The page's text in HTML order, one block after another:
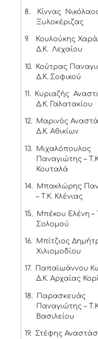
8.
Κίννας
Ξυλοκέριζας
9.
Κουλούκης
Δ.Κ. Λεχαίου
10.
Κούτρας
Δ.Κ. Σοφικού
11.
Κυριαζής
Δ.Κ. Γαλατακίου
12.
Μαρινός
Δ.Κ. Αθικίων
13.
Μιχαλόπουλος
Παναγιώτης –
Κουταλά
14.
Μπακλώρης
– Τ.Κ. Κλένιας
15.
Μπέκου Ελένη –
Σολομού
16.
Μπίτζιος
Χιλιομοδίου
17.
Παπαϊωάννου
Δ.Κ. Αρχαίας
18.
Παρασκευάς
Παναγιώτης –
Βασιλείου
19.
Στέφης